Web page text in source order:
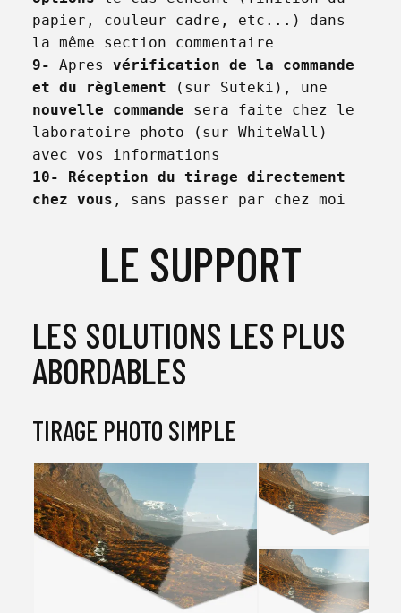
papier, couleur cadre, etc...) dans
9- Apres vérification de la commande
et du règlement
nouvelle commande sera faite chez le
laboratoire photo (sur WhiteWall)
10-
Réception du tirage directement
chez vous , sans passer par chez moi
LE SUPPORT
LES SOLUTIONS LES PLUS
ABORDABLES
TIRAGE PHOTO SIMPLE